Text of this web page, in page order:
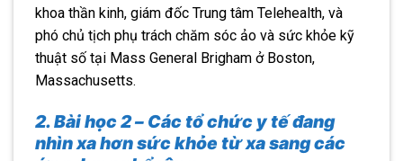
khoa thần kinh, giám đốc Trung tâm Telehealth, và
phó chủ tịch phụ trách chăm sóc ảo và sức khỏe kỹ
thuật số tại Mass General Brigham ở Boston,
Massachusetts.
2. Bài học 2 – Các tổ chức y tế đang
nhìn xa hơn sức khỏe từ xa sang các